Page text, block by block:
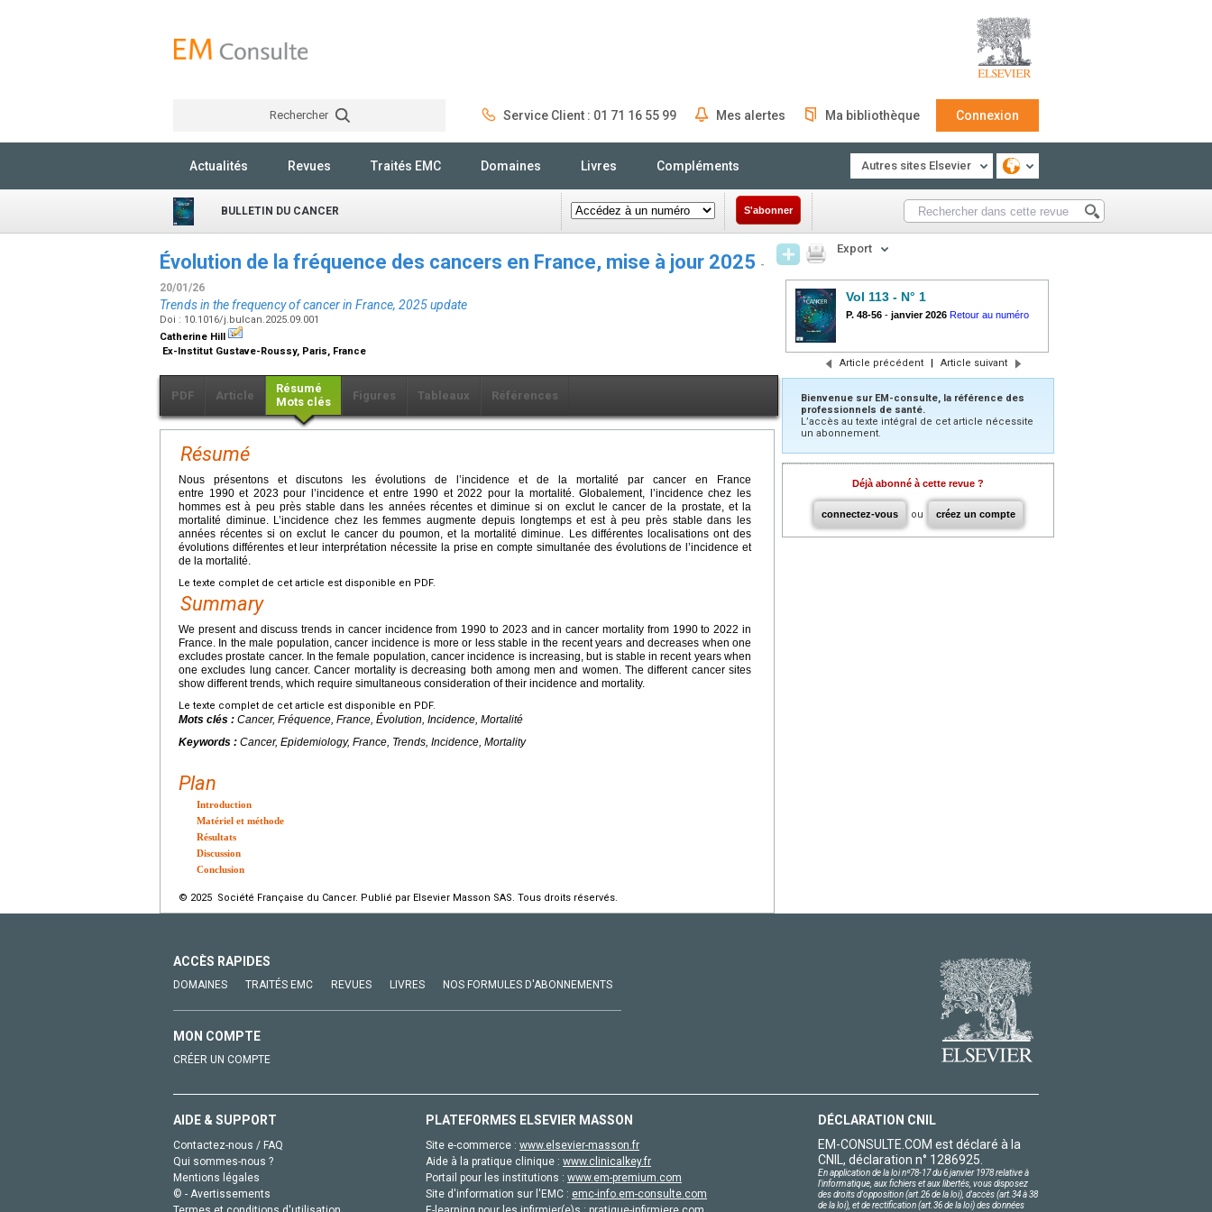
Rechercher Service Client : 01 71 16 55 99 Mes alertes Ma bibliothèque Connexion
Actualités Revues Traités EMC Domaines Livres Compléments Autres sites Elsevier
BULLETIN DU CANCER S'abonner
Évolution de la fréquence des cancers en France, mise à jour 2025 -
20/01/26
Trends in the frequency of cancer in France, 2025 update
Doi : 10.1016/j.bulcan.2025.09.001
Catherine Hill
Ex-Institut Gustave-Roussy, Paris, France
PDF Article
Résumé
Mots clés
Figures Tableaux Références
Résumé
Nous présentons et discutons les évolutions de l’incidence et de la mortalité par cancer en France
entre 1990 et 2023 pour l’incidence et entre 1990 et 2022 pour la mortalité. Globalement, l’incidence chez les
hommes est à peu près stable dans les années récentes et diminue si on exclut le cancer de la prostate, et la
mortalité diminue. L’incidence chez les femmes augmente depuis longtemps et est à peu près stable dans les
années récentes si on exclut le cancer du poumon, et la mortalité diminue. Les différentes localisations ont des
évolutions différentes et leur interprétation nécessite la prise en compte simultanée des évolutions de l’incidence et
de la mortalité.
Le texte complet de cet article est disponible en PDF.
Summary
We present and discuss trends in cancer incidence from 1990 to 2023 and in cancer mortality from 1990 to 2022 in
France. In the male population, cancer incidence is more or less stable in the recent years and decreases when one
excludes prostate cancer. In the female population, cancer incidence is increasing, but is stable in recent years when
one excludes lung cancer. Cancer mortality is decreasing both among men and women. The different cancer sites
show different trends, which require simultaneous consideration of their incidence and mortality.
Le texte complet de cet article est disponible en PDF.
Mots clés : Cancer, Fréquence, France, Évolution, Incidence, Mortalité
Keywords : Cancer, Epidemiology, France, Trends, Incidence, Mortality
Plan
Introduction
Matériel et méthode
Résultats
Discussion
Conclusion
© 2025 Société Française du Cancer. Publié par Elsevier Masson SAS. Tous droits réservés.
Export
Vol 113 - N° 1
P. 48-56 - janvier 2026 Retour au numéro
Article précédent | Article suivant
Bienvenue sur EM-consulte, la référence des
professionnels de santé.
L’accès au texte intégral de cet article nécessite
un abonnement.
Déjà abonné à cette revue ?
connectez-vous ou créez un compte
ACCÈS RAPIDES
DOMAINES TRAITÉS EMC REVUES LIVRES NOS FORMULES D'ABONNEMENTS
MON COMPTE
CRÉER UN COMPTE
AIDE & SUPPORT
Contactez-nous / FAQ
Qui sommes-nous ?
Mentions légales
© - Avertissements
PLATEFORMES ELSEVIER MASSON
Site e-commerce : www.elsevier-masson.fr
Aide à la pratique clinique : www.clinicalkey.fr
Portail pour les institutions : www.em-premium.com
Site d'information sur l'EMC : emc-info.em-consulte.com
DÉCLARATION CNIL
EM-CONSULTE.COM est déclaré à la
CNIL, déclaration n° 1286925.
En application de la loi nº78-17 du 6 janvier 1978 relative à
l'informatique, aux fichiers et aux libertés, vous disposez
des droits d'opposition (art.26 de la loi), d'accès (art.34 à 38
de la loi), et de rectification (art.36 de la loi) des données